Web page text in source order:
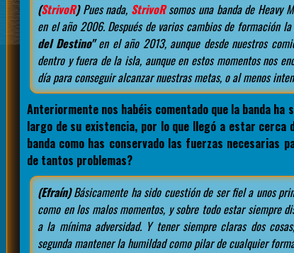
(StrivoR)Pues nada, StrivoRsomos una banda de Heavy
en el año 2006. Después de varios cambios de formación
del Destino"en el año 2013, aunque desde nuestros
dentro y fuera de la isla, aunque en estos momentos nos
día para conseguir alcanzar nuestras metas, o al menos
Anteriormente nos habéis comentado que la banda
largo de su existencia, por lo que llegó a estar cerca
banda como has conservado las fuerzas necesarias
de tantos problemas?
(Efraín)Básicamente ha sido cuestión de ser fiel a unos
como en los malos momentos, y sobre todo estar siempre
a la mínima adversidad. Y tener siempre claras dos
segunda mantener la humildad como pilar de cualquier